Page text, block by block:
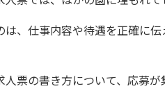
、仕事内容や待遇を正確に
票の書き方について、応募